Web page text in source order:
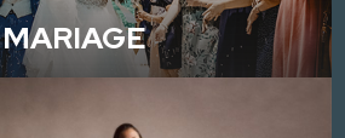
MARIAGE